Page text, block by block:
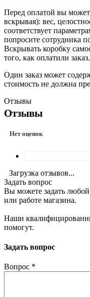
Перед оплатой вы
вскрывая): вес,
соответствует
попросите сотрудника
Вскрывать коробку
того, как оплатили заказ.
Один заказ может
стоимость не должна
Отзывы
Отзывы
Нет оценок
Загрузка отзывов...
Задать вопрос
Вы можете задать
или работе магазина.
Наши
помогут.
Задать вопрос
Вопрос *